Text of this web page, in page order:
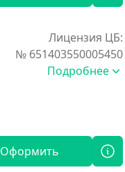
Лицензия ЦБ:
№ 651403550005450
Подробнее
Оформить